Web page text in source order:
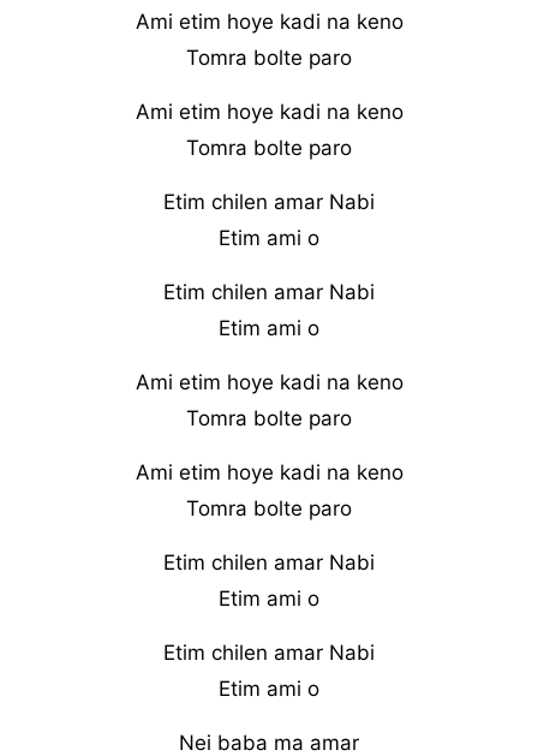
Ami etim hoye kadi na keno
Tomra bolte paro
Ami etim hoye kadi na keno
Tomra bolte paro
Etim chilen amar Nabi
Etim ami o
Etim chilen amar Nabi
Etim ami o
Ami etim hoye kadi na keno
Tomra bolte paro
Ami etim hoye kadi na keno
Tomra bolte paro
Etim chilen amar Nabi
Etim ami o
Etim chilen amar Nabi
Etim ami o
Nei baba ma amar